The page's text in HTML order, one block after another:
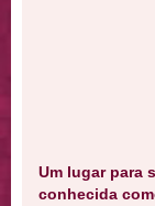
Um lugar para
conhecida